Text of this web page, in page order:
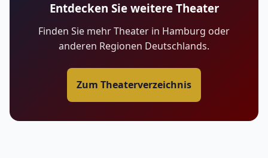
Entdecken Sie weitere Theater
Finden Sie mehr Theater in Hamburg oder
anderen Regionen Deutschlands.
Zum Theaterverzeichnis